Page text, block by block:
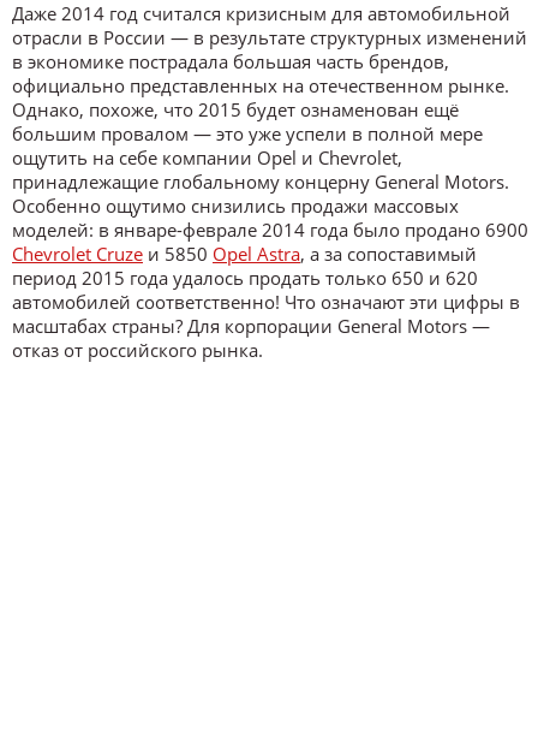
Даже 2014 год считался кризисным для автомобильной
отрасли в России — в результате структурных изменений
в экономике пострадала большая часть брендов,
официально представленных на отечественном рынке.
Однако, похоже, что 2015 будет ознаменован ещё
большим провалом — это уже успели в полной мере
ощутить на себе компании Opel и Chevrolet,
принадлежащие глобальному концерну General Motors.
Особенно ощутимо снизились продажи массовых
моделей: в январе-феврале 2014 года было продано 6900
Chevrolet Cruze и 5850 Opel Astra, а за сопоставимый
период 2015 года удалось продать только 650 и 620
автомобилей соответственно! Что означают эти цифры в
масштабах страны? Для корпорации General Motors —
отказ от российского рынка.